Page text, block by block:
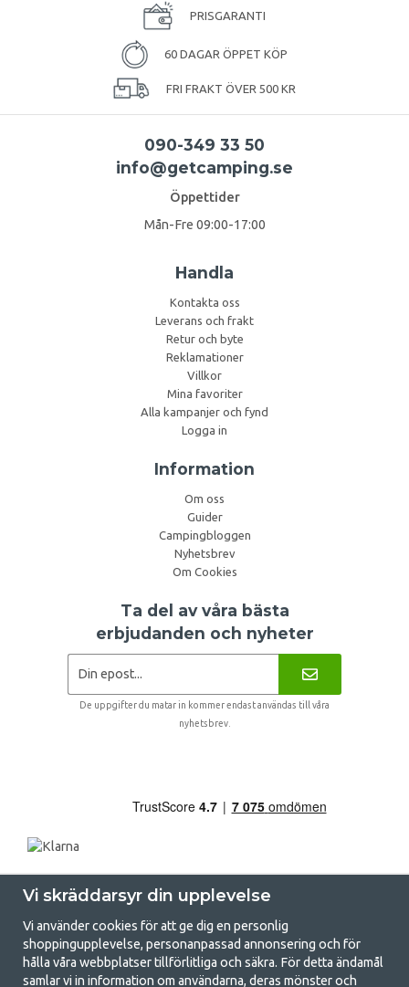
PRISGARANTI
60 DAGAR ÖPPET KÖP
FRI FRAKT ÖVER 500 KR
090-349 33 50
info@getcamping.se
Öppettider
Mån-Fre 09:00-17:00
Handla
Kontakta oss
Leverans och frakt
Retur och byte
Reklamationer
Villkor
Mina favoriter
Alla kampanjer och fynd
Logga in
Information
Om oss
Guider
Campingbloggen
Nyhetsbrev
Om Cookies
Ta del av våra bästa
erbjudanden och nyheter
De uppgifter du matar in kommer endast användas till våra
nyhetsbrev.
Vi skräddarsyr din upplevelse
Vi använder cookies för att ge dig en personlig
shoppingupplevelse, personanpassad annonsering och för
hålla våra webbplatser tillförlitliga och säkra. För detta ändamål
samlar vi in information om användarna, deras mönster och